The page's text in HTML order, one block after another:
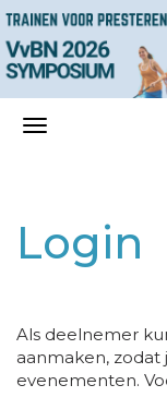
Login
Als deelnemer
aanmaken,
evenementen.